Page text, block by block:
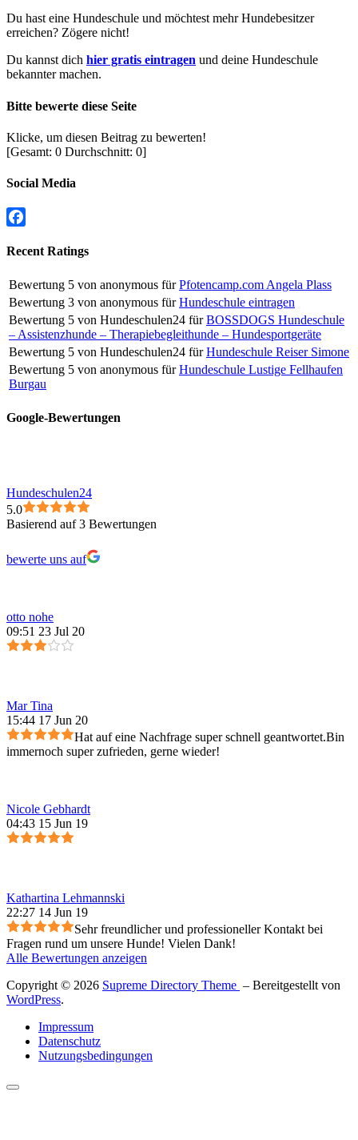
Du hast eine Hundeschule und möchtest mehr Hundebesitzer
erreichen? Zögere nicht!
Du kannst dich hier gratis eintragen und deine Hundeschule
bekannter machen.
Bitte bewerte diese Seite
Klicke, um diesen Beitrag zu bewerten!
[Gesamt: 0 Durchschnitt: 0]
Social Media
Recent Ratings
Bewertung 5 von anonymous für Pfotencamp.com Angela Plass
Bewertung 3 von anonymous für Hundeschule eintragen
Bewertung 5 von Hundeschulen24 für BOSSDOGS Hundeschule
– Assistenzhunde – Therapiebegleithunde – Hundesportgeräte
Bewertung 5 von Hundeschulen24 für Hundeschule Reiser Simone
Bewertung 5 von anonymous für Hundeschule Lustige Fellhaufen
Burgau
Google-Bewertungen
Hundeschulen24
5.0
Basierend auf 3 Bewertungen
bewerte uns auf
otto nohe
09:51 23 Jul 20
Mar Tina
15:44 17 Jun 20
Hat auf eine Nachfrage super schnell geantwortet.Bin
immernoch super zufrieden, gerne wieder!
Nicole Gebhardt
04:43 15 Jun 19
Kathartina Lehmannski
22:27 14 Jun 19
Sehr freundlicher und professioneller Kontakt bei
Fragen rund um unsere Hunde! Vielen Dank!
Alle Bewertungen anzeigen
Copyright © 2026 Supreme Directory Theme – Bereitgestellt von
WordPress.
Impressum
Datenschutz
Nutzungsbedingungen